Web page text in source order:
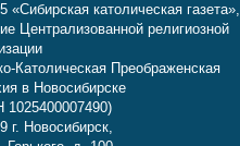
«Сибирская католическая газета»,
Централизованной религиозной
Католическая Преображенская
в Новосибирске
г. Новосибирск,